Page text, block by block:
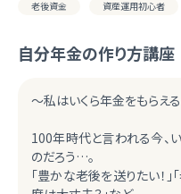
老後資金 資産運用初心者
自分年金の作り方講座
～私はいくら年金をもらえ
100年時代と言われる今、
のだろう…。
「豊かな老後を送りたい！